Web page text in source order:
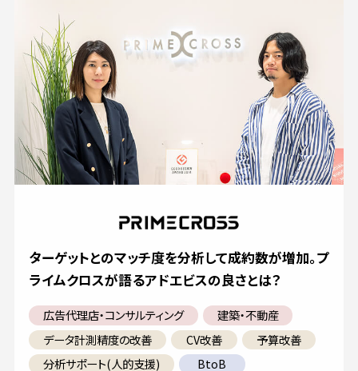
ターゲットとのマッチ度を分析して成約数が増加。プ
ライムクロスが語るアドエビスの良さとは？
広告代理店・コンサルティング
建築・不動産
データ計測精度の改善
CV改善
予算改善
分析サポート(人的支援)
BtoB